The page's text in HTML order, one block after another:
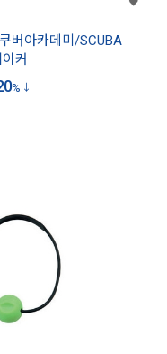
버아카데미/SCUBA
커
%